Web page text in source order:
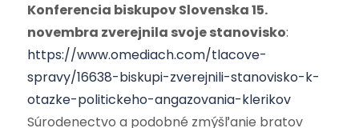
Konferencia biskupov Slovenska 15.
novembra zverejnila svoje stanovisko:
https://www.omediach.com/tlacove-
spravy/16638-biskupi-zverejnili-stanovisko-k-
otazke-politickeho-angazovania-klerikov
Súrodenectvo a podobné zmýšľanie bratov